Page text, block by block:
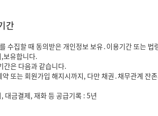
간
수집할 때 동의받은 개인정보 보유․이용기간 또는 법
보유합니다.
은 다음과 같습니다.
또는 회원가입 해지시까지, 다만 채권․채무관계 잔
금결제, 재화 등 공급기록 : 5년